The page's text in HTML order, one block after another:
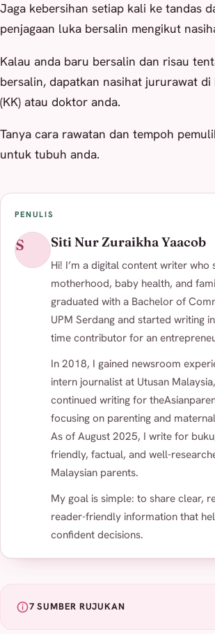
Jaga kebersihan setiap kali ke tandas
penjagaan luka bersalin mengikut
Kalau anda baru bersalin dan risau
bersalin, dapatkan nasihat jururawat di
(KK) atau doktor anda.
Tanya cara rawatan dan tempoh
untuk tubuh anda.
PENULIS
S Siti Nur Zuraikha Yaacob
Hi! I’m a digital content writer who
motherhood, baby health, and
graduated with a Bachelor of
UPM Serdang and started writing
time contributor for an
In 2018, I gained newsroom
intern journalist at Utusan
continued writing for
focusing on parenting and
As of August 2025, I write for
friendly, factual, and well-
Malaysian parents.
My goal is simple: to share clear,
reader-friendly information that
confident decisions.
7 SUMBER RUJUKAN